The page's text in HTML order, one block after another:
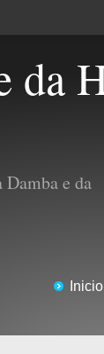
e da
Inicio